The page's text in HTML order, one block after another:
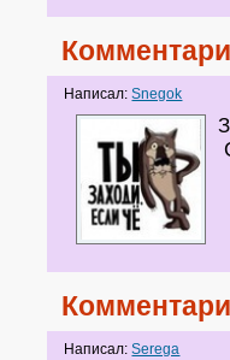
Написал:Snegok
Написал:Serega